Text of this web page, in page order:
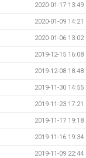
2020-01-17 13:49
2020-01-09 14:21
2020-01-06 13:02
2019-12-15 16:08
2019-12-08 18:48
2019-11-30 14:55
2019-11-23 17:21
2019-11-17 19:18
2019-11-16 19:34
2019-11-09 22:44